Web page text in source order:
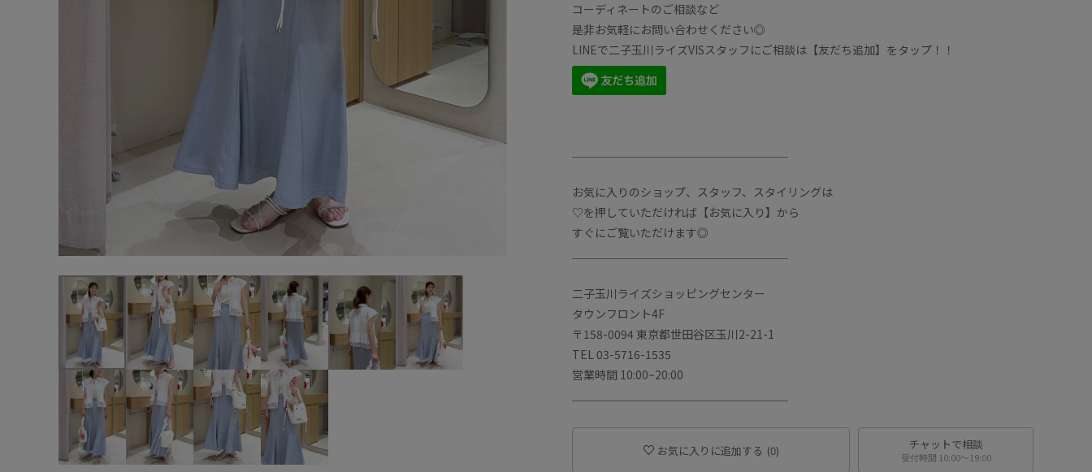
コーディネートのご相談など
是非お気軽にお問い合わせください◎
LINEで二子玉川ライズVISスタッフにご相談は【友だち追加】をタップ！！
お気に入りのショップ、スタッフ、スタイリングは
♡を押していただければ【お気に入り】から
すぐにご覧いただけます◎
二子玉川ライズショッピングセンター
タウンフロント4F
〒158-0094 東京都世田谷区玉川2-21-1
TEL 03-5716-1535
営業時間 10:00~20:00
お気に入りに追加する (0) チャットで相談
受付時間 10:00〜19:00